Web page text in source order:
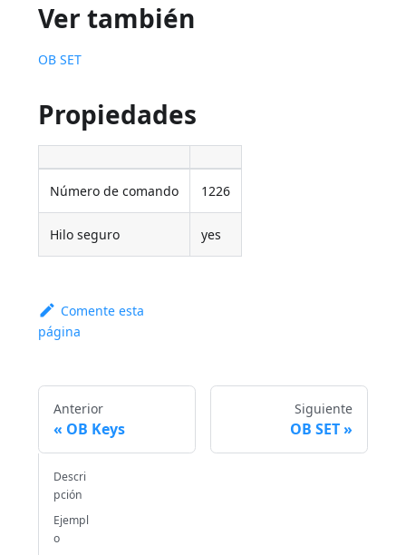
Ver también
OB SET
Propiedades
Número de comando 1226
Hilo seguro yes
Comente esta
página
Anterior
OB Keys
Siguiente
OB SET
Descri
pción
Ejempl
o